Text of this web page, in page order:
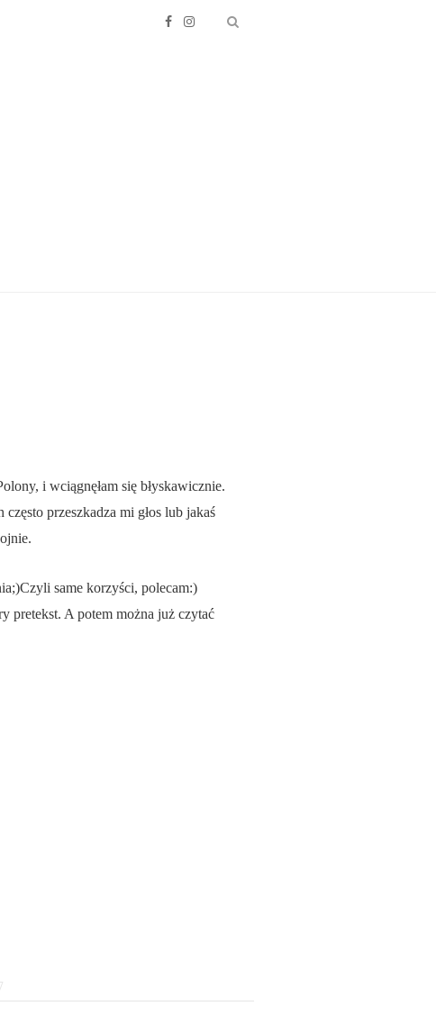
i wciągnęłam się błyskawicznie.
przeszkadza mi głos lub jakaś
same korzyści, polecam:)
pretekst. A potem można już czytać